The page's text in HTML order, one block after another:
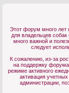
Этот форум много лет
для владельцев
много важной и
следует
К сожалению, из-за
на поддержку
режиме активного
активация
администрации,